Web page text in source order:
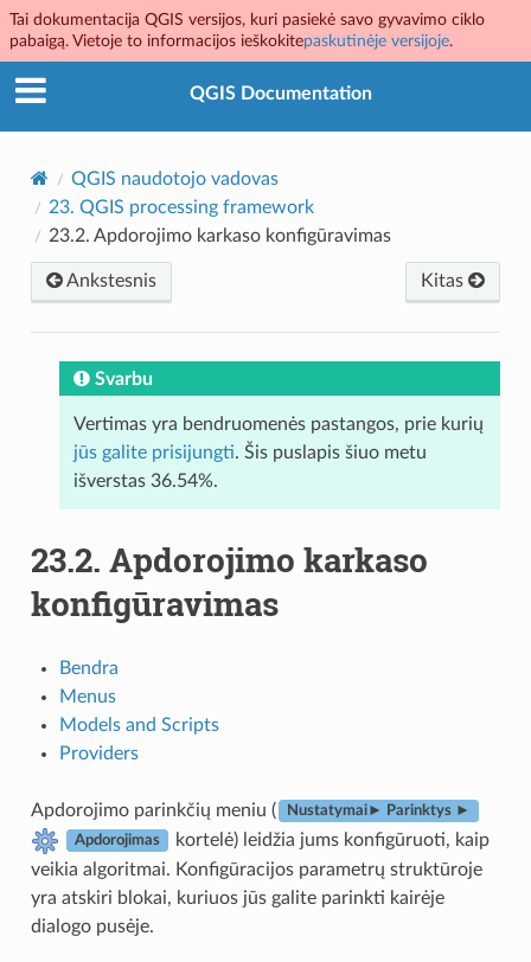
Tai dokumentacija QGIS versijos, kuri pasiekė savo gyvavimo ciklo
pabaigą. Vietoje to informacijos ieškokitepaskutinėje versijoje.
QGIS Documentation
QGIS naudotojo vadovas
23. QGIS processing framework
23.2. Apdorojimo karkaso konfigūravimas
Ankstesnis Kitas
Svarbu
Vertimas yra bendruomenės pastangos, prie kurių
jūs galite prisijungti. Šis puslapis šiuo metu
išverstas 36.54%.
23.2. Apdorojimo karkaso
konfigūravimas
Bendra
Menus
Models and Scripts
Providers
Apdorojimo parinkčių meniu ( Nustatymai► Parinktys ►
Apdorojimas
kortelė) leidžia jums konfigūruoti, kaip
veikia algoritmai. Konfigūracijos parametrų struktūroje
yra atskiri blokai, kuriuos jūs galite parinkti kairėje
dialogo pusėje.